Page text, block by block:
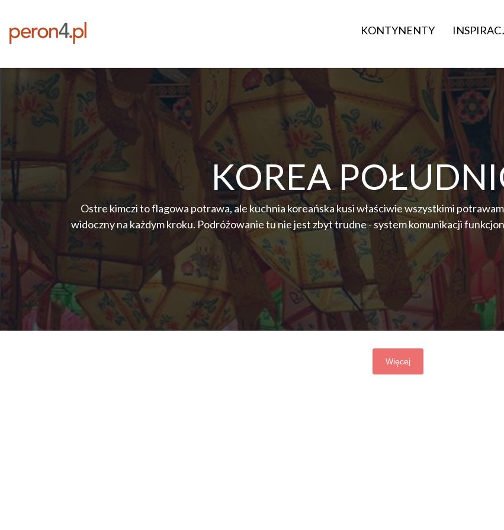
KONTYNENTY
KOREA
Ostre kimczi to flagowa potrawa, ale kuchnia koreańska kusi właściwie wszystkimi
widoczny na każdym kroku. Podróżowanie tu nie jest zbyt trudne - system komunikacji
Więcej